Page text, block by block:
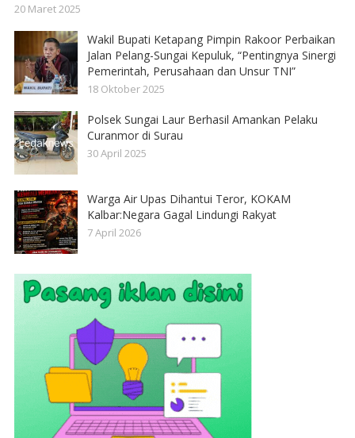
20 Maret 2025
Wakil Bupati Ketapang Pimpin Rakoor Perbaikan
Jalan Pelang-Sungai Kepuluk, “Pentingnya Sinergi
Pemerintah, Perusahaan dan Unsur TNI”
18 Oktober 2025
Polsek Sungai Laur Berhasil Amankan Pelaku
Curanmor di Surau
30 April 2025
Warga Air Upas Dihantui Teror, KOKAM
Kalbar:Negara Gagal Lindungi Rakyat
7 April 2026